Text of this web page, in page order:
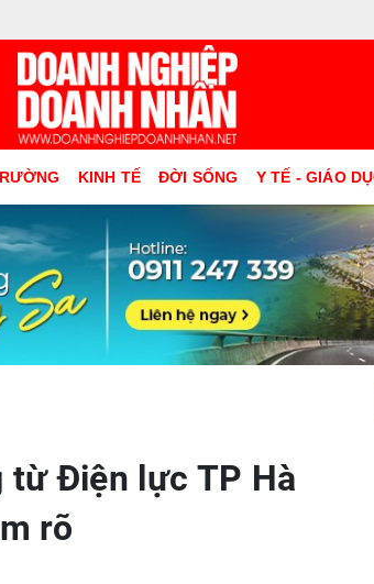
KINH TẾ ĐỜI SỐNG Y TẾ - GIÁO
từ Điện lực TP Hà
rõ